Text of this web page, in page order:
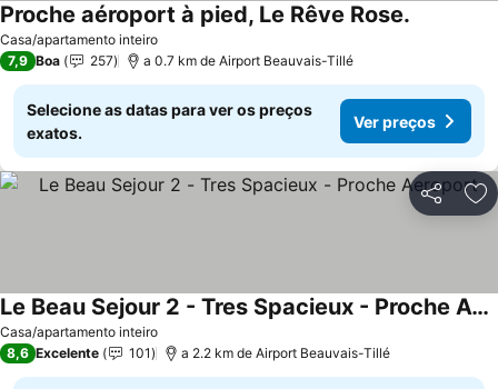
Casa/apartamento inteiro
Proche aéroport à pied, Le Rêve Rose.
7,9 Boa 257 a 0.7 km de Airport Beauvais-Tillé
Selecione as datas para ver os preços
exatos.
Ver preços
Partilhar
Casa/apartamento inteiro
Le Beau Sejour 2 - Tres Spacieux - Proche Aeroport
8,6 Excelente 101 a 2.2 km de Airport Beauvais-Tillé